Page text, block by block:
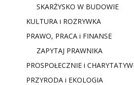
SKARŻYSKO W BUDOWIE
KULTURA i ROZRYWKA
PRAWO, PRACA i FINANSE
ZAPYTAJ PRAWNIKA
PROSPOŁECZNIE i
PRZYRODA i EKOLOGIA